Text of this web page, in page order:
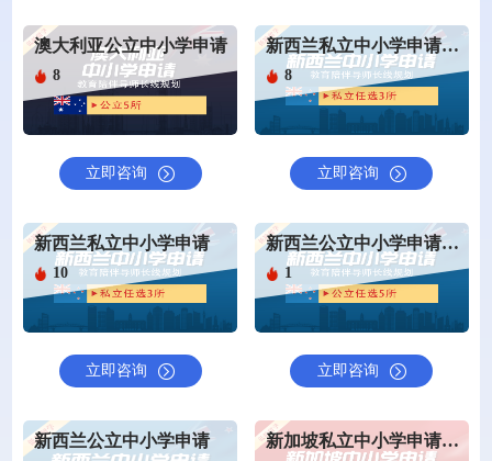
澳大利亚公立中小学申请
8
立即咨询
新西兰私立中小学申请（仅申请服务）
8
立即咨询
新西兰私立中小学申请
10
立即咨询
新西兰公立中小学申请（仅申请服务）
1
立即咨询
新西兰公立中小学申请 新加坡私立中小学申请（私立中学/预科）